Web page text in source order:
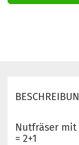
Nutfräser mit
= 2+1